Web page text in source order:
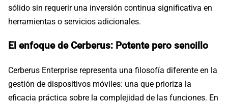
sólido sin requerir una inversión continua significativa en
herramientas o servicios adicionales.
El enfoque de Cerberus: Potente pero sencillo
Cerberus Enterprise representa una filosofía diferente en la
gestión de dispositivos móviles: una que prioriza la
eficacia práctica sobre la complejidad de las funciones. En